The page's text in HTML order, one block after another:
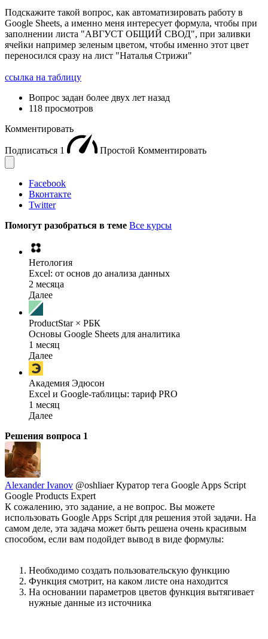
Подскажите такой вопрос, как автоматизировать работу в
Google Sheets, а именно меня интересует формула, чтобы при
заполнении листа "АВГУСТ ОБЩИЙ СВОД", при заливки
ячейки например зеленым цветом, чтобы именно этот цвет
переносился сразу на лист "Наталья Стрижи"
ссылка на таблицу
Вопрос задан более двух лет назад
118 просмотров
Комментировать
Подписаться 1 Простой Комментировать
Facebook
Вконтакте
Twitter
Помогут разобраться в теме Все курсы
Нетология
Excel: от основ до анализа данных
2 месяца
Далее
ProductStar × РБК
Основы Google Sheets для аналитика
1 месяц
Далее
Академия Эдюсон
Excel и Google-таблицы: тариф PRO
1 месяц
Далее
Решения вопроса 1
Alexander Ivanov @oshliaerКуратор тега Google Apps Script
Google Products Expert
К сожалению, это задание, а не вопрос. Вы можете
использовать Google Apps Script для решения этой задачи. На
самом деле, эта задача может быть решена очень красивым
способом, если вам подойдет вывод в виде формулы:
Необходимо создать пользовательскую функцию
Функция смотрит, на каком листе она находится
На основании параметров цветов функция вытягивает
нужные данные из источника